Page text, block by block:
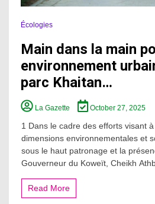
Écologies
Main dans la main
environnement
parc Khaitan…
La Gazette October 27, 2025
1 Dans le cadre des efforts visant
dimensions environnementales et
sous le haut patronage et la
Gouverneur du Koweït, Cheikh
Read More